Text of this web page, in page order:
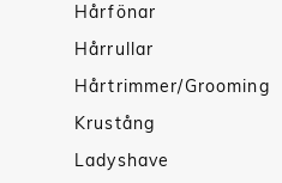
Hårfönar
Hårrullar
Hårtrimmer/Grooming
Krustång
Ladyshave